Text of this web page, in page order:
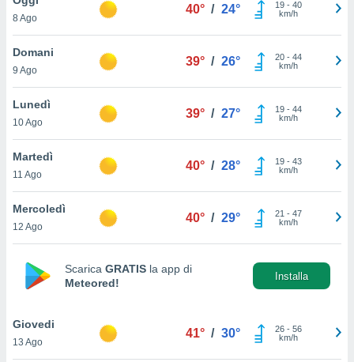
è
al sito
di
ci
di
il
un
la
nella
8 Ago
40° / 24° 19- 40
km/h
Domani
9 Ago
39° / 26° 20- 44
km/h
Lunedì
10 Ago
39° / 27° 19- 44
km/h
Martedì
11 Ago
40° / 28° 19- 43
km/h
Mercoledì
12 Ago
40° / 29° 21 - 47
km/h
Scarica GRATIS la app di
Meteored!
Installa
Giovedi
13 Ago
41° / 30° 26- 56
km/h